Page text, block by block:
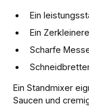
Ein
Ein
Scharfe
Ein Standmixer
Saucen und